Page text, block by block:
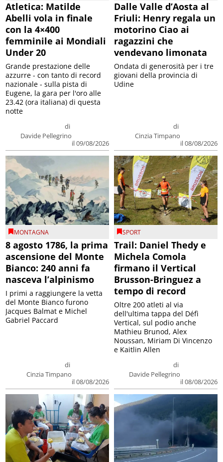
Atletica: Matilde
Abelli vola in finale
con la 4×400
femminile ai Mondiali
Under 20
di
Davide Pellegrino
il 09/08/2026
Grande prestazione delle
azzurre - con tanto di record
nazionale - sulla pista di
Eugene, la gara per l'oro alle
23.42 (ora italiana) di questa
notte
Dalle Valle d’Aosta al
Friuli: Henry regala un
motorino Ciao ai
ragazzini che
vendevano limonata
di
Cinzia Timpano
il 08/08/2026
Ondata di generosità per i tre
giovani della provincia di
Udine
MONTAGNA
8 agosto 1786, la prima
ascensione del Monte
Bianco: 240 anni fa
nasceva l’alpinismo
di
Cinzia Timpano
il 08/08/2026
I primi a raggiungere la vetta
del Monte Bianco furono
Jacques Balmat e Michel
Gabriel Paccard
SPORT
Trail: Daniel Thedy e
Michela Comola
firmano il Vertical
Brusson-Bringuez a
tempo di record
di
Davide Pellegrino
il 08/08/2026
Oltre 200 atleti al via
dell'ultima tappa del Défì
Vertical, sul podio anche
Mathieu Brunod, Alex
Noussan, Miriam Di Vincenzo
e Kaitlin Allen